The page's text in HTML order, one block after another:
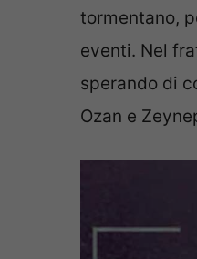
tormentano,
eventi. Nel
sperando di
Ozan e